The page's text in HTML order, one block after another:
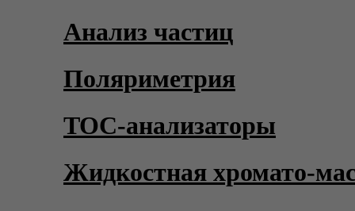
Анализ частиц
Поляриметрия
TOC-анализаторы
Жидкостная хромато-